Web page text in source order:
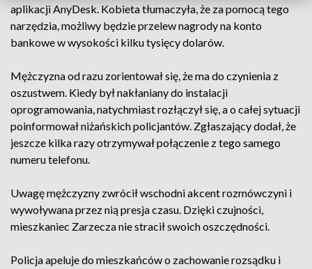
aplikacji AnyDesk. Kobieta tłumaczyła, że za pomocą tego
narzędzia, możliwy będzie przelew nagrody na konto
bankowe w wysokości kilku tysięcy dolarów.
Mężczyzna od razu zorientował się, że ma do czynienia z
oszustwem. Kiedy był nakłaniany do instalacji
oprogramowania, natychmiast rozłączył się, a o całej sytuacji
poinformował niżańskich policjantów. Zgłaszający dodał, że
jeszcze kilka razy otrzymywał połączenie z tego samego
numeru telefonu.
Uwagę mężczyzny zwrócił wschodni akcent rozmówczyni i
wywoływana przez nią presja czasu. Dzięki czujności,
mieszkaniec Zarzecza nie stracił swoich oszczędności.
Policja apeluje do mieszkańców o zachowanie rozsądku i